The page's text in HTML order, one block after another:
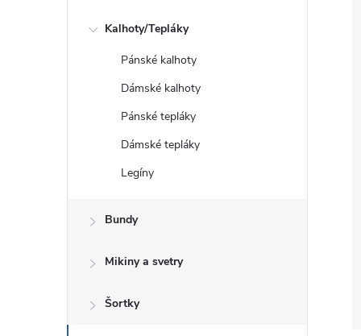
Kalhoty/Tepláky
Pánské kalhoty
Dámské kalhoty
Pánské tepláky
Dámské tepláky
Legíny
Bundy
Mikiny a svetry
Šortky